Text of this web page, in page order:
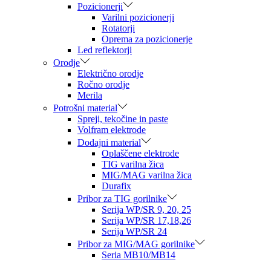
Pozicionerji
Varilni pozicionerji
Rotatorji
Oprema za pozicionerje
Led reflektorji
Orodje
Električno orodje
Ročno orodje
Merila
Potrošni material
Spreji, tekočine in paste
Volfram elektrode
Dodajni material
Oplaščene elektrode
TIG varilna žica
MIG/MAG varilna žica
Durafix
Pribor za TIG gorilnike
Serija WP/SR 9, 20, 25
Serija WP/SR 17,18,26
Serija WP/SR 24
Pribor za MIG/MAG gorilnike
Seria MB10/MB14